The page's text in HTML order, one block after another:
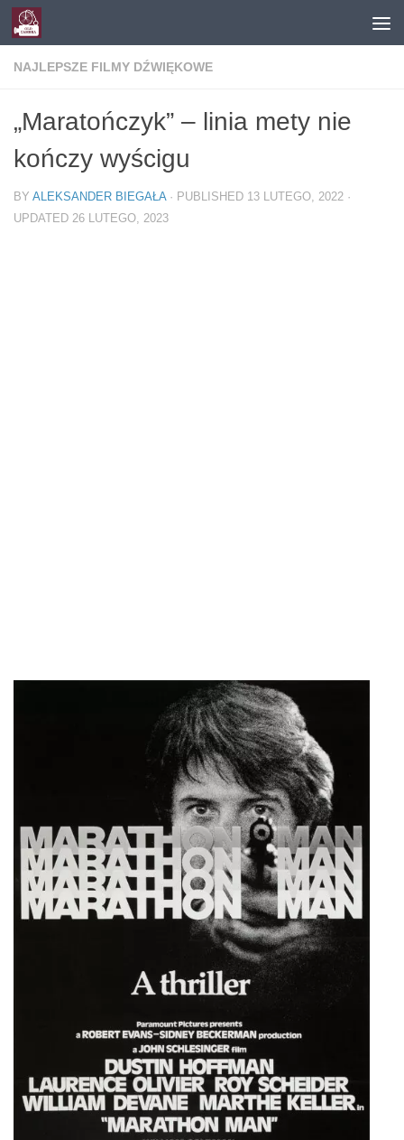
Skip to content
NAJLEPSZE FILMY DŹWIĘKOWE
„Maratończyk” – linia mety nie
kończy wyścigu
BY ALEKSANDER BIEGAŁA · PUBLISHED 13 LUTEGO, 2022 ·
UPDATED 26 LUTEGO, 2023